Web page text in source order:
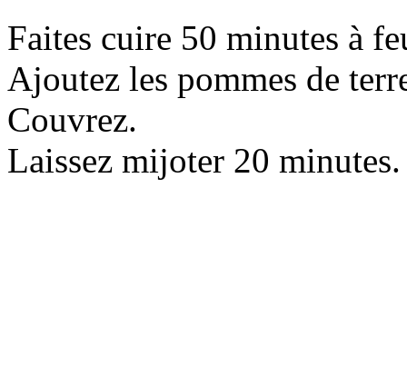
Faites cuire 50 minutes à
Ajoutez les pommes de
Couvrez.
Laissez mijoter 20 minutes.